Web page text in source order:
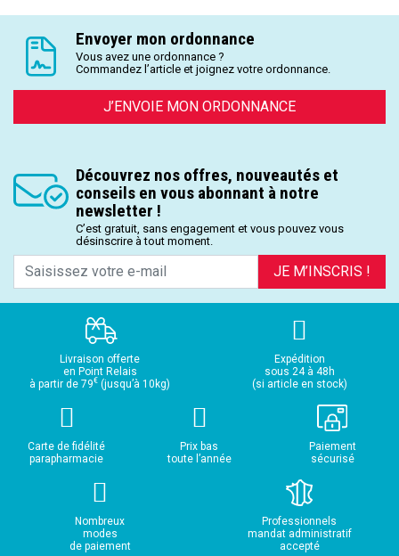
Envoyer mon ordonnance
Vous avez une ordonnance ?
Commandez l’article et joignez votre ordonnance.
J’ENVOIE MON ORDONNANCE
Découvrez nos offres, nouveautés et
conseils en vous abonnant à notre
newsletter !
C’est gratuit, sans engagement et vous pouvez vous
désinscrire à tout moment.
JE M’INSCRIS !
Livraison offerte
en Point Relais
à partir de 79€ (jusqu’à 10kg)
Expédition
sous 24 à 48h
(si article en stock)
Carte de fidélité
parapharmacie
Prix bas
toute l’année
Paiement
sécurisé
Nombreux
modes
de paiement
Professionnels
mandat administratif
accepté